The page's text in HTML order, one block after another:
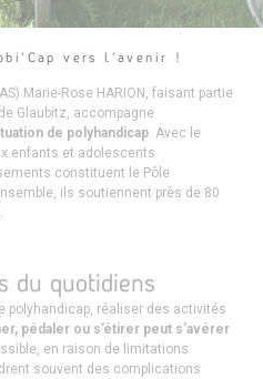
vers l’avenir !
Marie-Rose HARION, faisant partie
Glaubitz, accompagne
de polyhandicap. Avec le
enfants et adolescents
constituent le Pôle
ils soutiennent près de 80
du quotidiens
polyhandicap, réaliser des activités
pédaler ou s’étirer peut s’avérer
en raison de limitations
souvent des complications